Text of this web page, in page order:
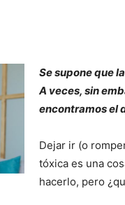
Se supone que
A veces, sin
encontramos el
Dejar ir (o
tóxica es una
hacerlo, pero